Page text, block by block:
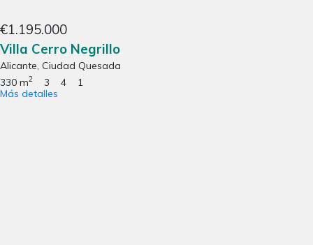
€1.195.000
Villa Cerro Negrillo
Alicante, Ciudad Quesada
330 m2 3 4
1
Más detalles